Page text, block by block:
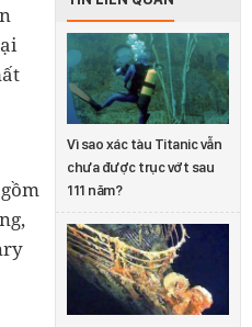
Vì sao xác tàu Titanic vẫn
chưa được trục vớt sau
111 năm?